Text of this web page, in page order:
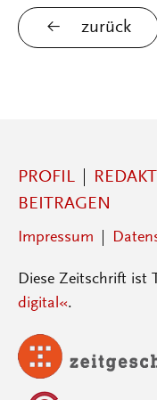
zurück
PROFIL
BEITRAGEN
Impressum
Diese Zeitschrift ist
digital«.